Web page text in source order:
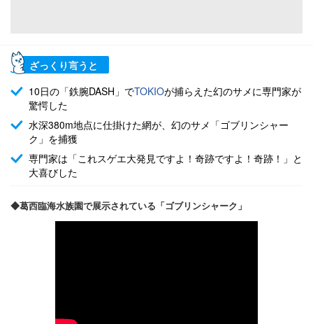
ざっくり言うと
10日の「鉄腕DASH」でTOKIOが捕らえた幻のサメに専門家が
驚愕した
水深380m地点に仕掛けた網が、幻のサメ「ゴブリンシャー
ク」を捕獲
専門家は「これスゲエ大発見ですよ！奇跡ですよ！奇跡！」と
大喜びした
◆葛西臨海水族園で展示されている「ゴブリンシャーク」